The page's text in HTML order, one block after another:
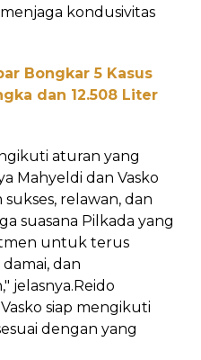
kondusivitas
Bongkar 5 Kasus
dan 12.508 Liter
aturan yang
Mahyeldi dan Vasko
relawan, dan
suasana Pilkada yang
untuk terus
dan
jelasnya.Reido
siap mengikuti
dengan yang